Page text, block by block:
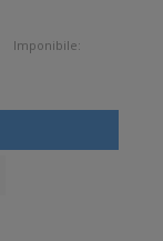
Imponibile: